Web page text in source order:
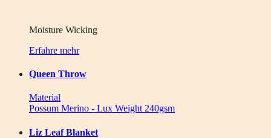
Moisture Wicking
Erfahre mehr
Queen Throw
Material
Possum Merino - Lux Weight 240gsm
Liz Leaf Blanket